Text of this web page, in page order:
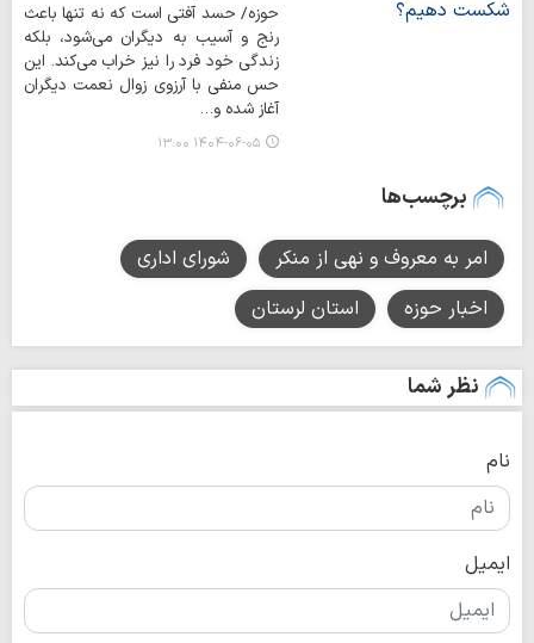
حوزه/ حسد آفتی است که نه تنها باعث
رنج و آسیب به دیگران می‌شود، بلکه
زندگی خود فرد را نیز خراب می‌کند. این
حس منفی با آرزوی زوال نعمت دیگران
آغاز شده و…
۱۴۰۴-۰۶-۰۵ ۱۳:۰۰
برچسب‌ها
امر به معروف و نهی از منکر
شورای اداری
اخبار حوزه
استان لرستان
نظر شما
نام
ایمیل